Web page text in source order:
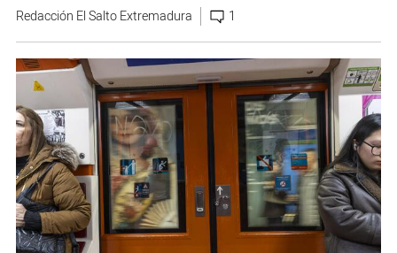
Redacción El Salto Extremadura 1